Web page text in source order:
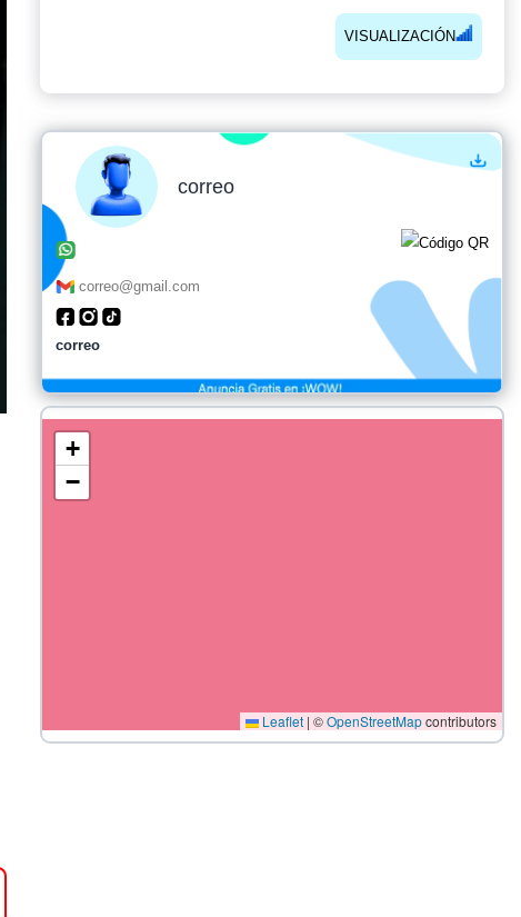
VISUALIZACIÓN
correo
correo@gmail.com
correo
+
−
Leaflet | ©OpenStreetMapcontributors